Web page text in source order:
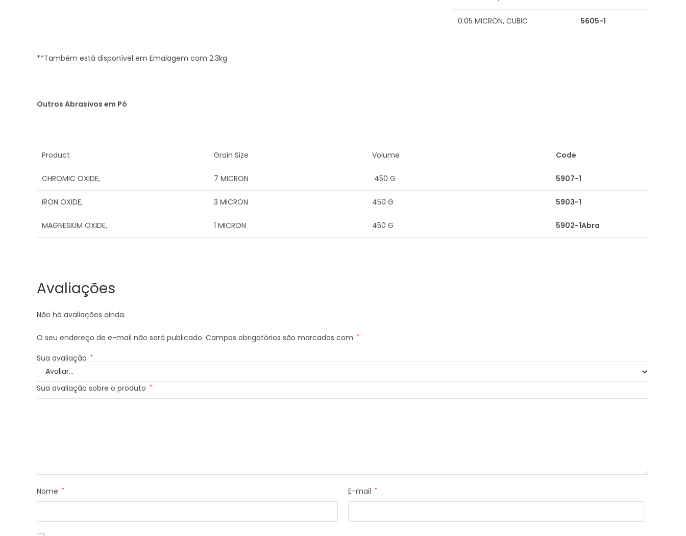
0.05 MICRON, CUBIC 5605-1
**Também está disponível em Emalagem com 2.3kg
Outros Abrasivos em Pó
Product Grain Size Volume Code
CHROMIC OXIDE, 7 MICRON 450 G 5907-1
IRON OXIDE, 3 MICRON 450 G 5903-1
MAGNESIUM OXIDE, 1 MICRON 450 G 5902-1Abra
Avaliações
Não há avaliações ainda.
O seu endereço de e-mail não será publicado. Campos obrigatórios são marcados com *
Sua avaliação *
Sua avaliação sobre o produto *
Nome * E-mail *